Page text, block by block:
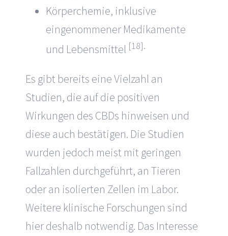
Körperchemie, inklusive
eingenommener Medikamente
und Lebensmittel [18].
Es gibt bereits eine Vielzahl an
Studien, die auf die positiven
Wirkungen des CBDs hinweisen und
diese auch bestätigen. Die Studien
wurden jedoch meist mit geringen
Fallzahlen durchgeführt, an Tieren
oder an isolierten Zellen im Labor.
Weitere klinische Forschungen sind
hier deshalb notwendig. Das Interesse